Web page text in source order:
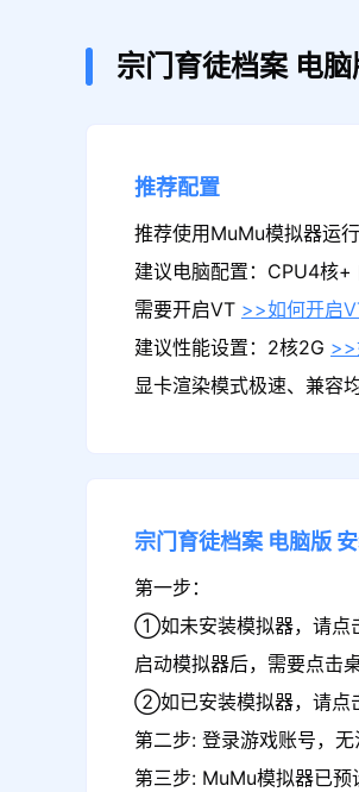
宗门育徒档案 电
推荐配置
推荐使用MuMu模拟器运行
建议电脑配置：CPU4核
需要开启VT >>如何开启
建议性能设置：2核2G >>
显卡渲染模式极速、兼容
宗门育徒档案 电脑版
第一步：
①如未安装模拟器，请点
启动模拟器后，需要点击
②如已安装模拟器，请点
第二步: 登录游戏账号，
第三步: MuMu模拟器已